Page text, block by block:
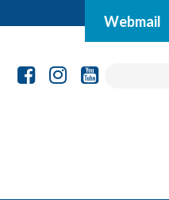
Webmail